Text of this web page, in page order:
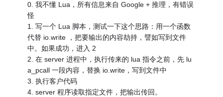
0. 我不懂 Lua，所有信息来自 Google + 推理，有错误
怪
1. 写一个 Lua 脚本，测试一下这个思路：用一个函数
代替 io.write ，把要输出的内容劫持，譬如写到文件
中。如果成功，进入 2
2. 在 server 进程中，执行传来的 lua 指令之前，先 lu
a_pcall 一段内容，替换 io.write，写到文件中
3. 执行客户代码
4. server 程序读取指定文件，把输出传回。